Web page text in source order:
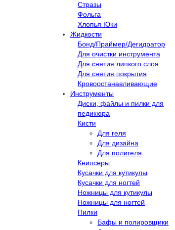
Стразы
Фольга
Хлопья Юки
Жидкости
Бонд/Праймер/Дегидратор
Для очистки инструмента
Для снятия липкого слоя
Для снятия покрытия
Кровоостанавливающие
Инструменты
Диски, файлы и пилки для
педикюра
Кисти
Для геля
Для дизайна
Для полигеля
Книпсеры
Кусачки для кутикулы
Кусачки для ногтей
Ножницы для кутикулы
Ножницы для ногтей
Пилки
Бафы и полировщики